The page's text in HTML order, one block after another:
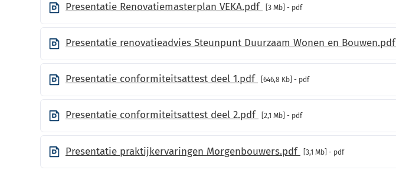
Presentatie Renovatiemasterplan VEKA.pdf 3 Mb pdf
Presentatie renovatieadvies Steunpunt Duurzaam Wonen en Bouwen.pdf
Presentatie conformiteitsattest deel 1.pdf 646,8 Kb pdf
Presentatie conformiteitsattest deel 2.pdf 2,1 Mb pdf
Presentatie praktijkervaringen Morgenbouwers.pdf 3,1 Mb pdf